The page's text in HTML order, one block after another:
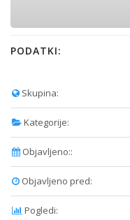
PODATKI:
Skupina:
Kategorije:
Objavljeno::
Objavljeno pred:
Pogledi: